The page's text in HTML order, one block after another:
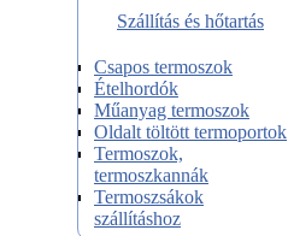
Szállítás és hőtartás
Csapos termoszok
Ételhordók
Műanyag termoszok
Oldalt töltött termoportok
Termoszok,
termoszkannák
Termoszsákok
szállításhoz